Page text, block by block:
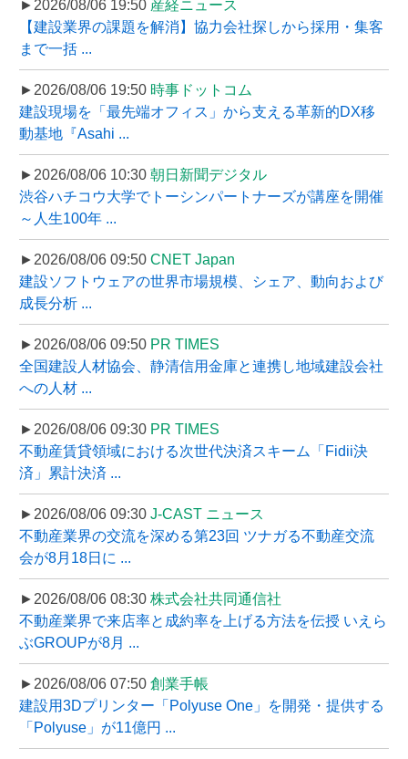
►2026/08/06 19:50 産経ニュース
【建設業界の課題を解消】協力会社探しから採用・集客
まで一括 ...
►2026/08/06 19:50 時事ドットコム
建設現場を「最先端オフィス」から支える革新的DX移
動基地『Asahi ...
►2026/08/06 10:30 朝日新聞デジタル
渋谷ハチコウ大学でトーシンパートナーズが講座を開催
～人生100年 ...
►2026/08/06 09:50 CNET Japan
建設ソフトウェアの世界市場規模、シェア、動向および
成長分析 ...
►2026/08/06 09:50 PR TIMES
全国建設人材協会、静清信用金庫と連携し地域建設会社
への人材 ...
►2026/08/06 09:30 PR TIMES
不動産賃貸領域における次世代決済スキーム「Fidii決
済」累計決済 ...
►2026/08/06 09:30 J-CAST ニュース
不動産業界の交流を深める第23回 ツナガる不動産交流
会が8月18日に ...
►2026/08/06 08:30 株式会社共同通信社
不動産業界で来店率と成約率を上げる方法を伝授 いえら
ぶGROUPが8月 ...
►2026/08/06 07:50 創業手帳
建設用3Dプリンター「Polyuse One」を開発・提供する
「Polyuse」が11億円 ...